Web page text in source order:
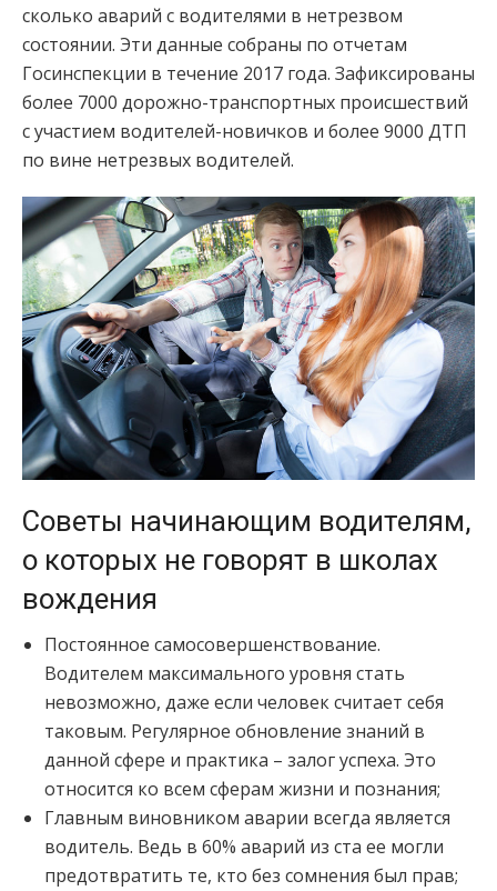
сколько аварий с водителями в нетрезвом
состоянии. Эти данные собраны по отчетам
Госинспекции в течение 2017 года. Зафиксированы
более 7000 дорожно-транспортных происшествий
с участием водителей-новичков и более 9000 ДТП
по вине нетрезвых водителей.
Советы начинающим водителям,
о которых не говорят в школах
вождения
Постоянное самосовершенствование.
Водителем максимального уровня стать
невозможно, даже если человек считает себя
таковым. Регулярное обновление знаний в
данной сфере и практика – залог успеха. Это
относится ко всем сферам жизни и познания;
Главным виновником аварии всегда является
водитель. Ведь в 60% аварий из ста ее могли
предотвратить те, кто без сомнения был прав;